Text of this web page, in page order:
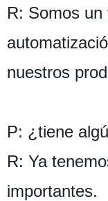
R: Somos
nuestros
P: ¿tiene
R: Ya
importantes.